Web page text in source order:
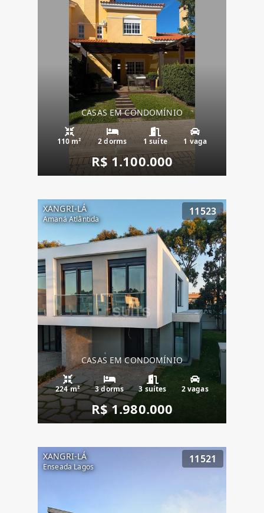
CASAS EM CONDOMÍNIO
110 m² 2 dorms 1 suíte 1 vaga
R$ 1.100.000
XANGRI-LÁ
Amaná Atlântida
11523
CASAS EM CONDOMÍNIO
224 m² 3 dorms 3 suítes 2 vagas
R$ 1.980.000
XANGRI-LÁ
Enseada Lagos
11521